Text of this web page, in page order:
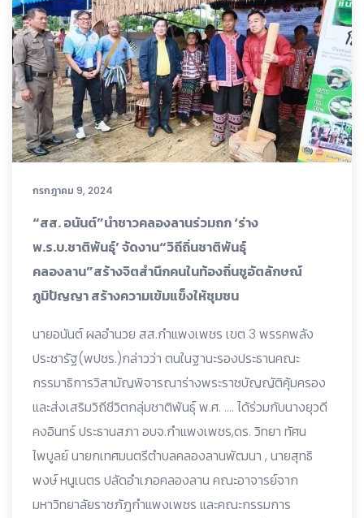
กรกฎาคม 9, 2024
“สส. อนันต์”นำชาวคลองลานร่วมถก ‘ร่าง
พ.ร.บ.ชาติพันธุ์’ จัดงาน“วิถีถิ่นชาติพันธุ์
คลองลาน”สร้างจิตสำนึกคนในท้องถิ่นชูอัตลักษณ์
ภูมิปัญญา สร้างความเข้มแข็งให้ชุมชน
นายอนันต์ ผลอำนวย สส.กำแพงเพชร เขต 3 พรรคพลัง
ประชารัฐ(พปชร.)กล่าวว่า ตนในฐานะรองประธานคณะ
กรรมาธิการวิสามัญพิจารณาร่างพระราชบัญญัติคุ้มครอง
และส่งเสริมวิถีชีวิตกลุ่มชาติพันธุ์ พ.ศ. …. ได้ร่วมกับนางยุวดี
คงอินทร์ ประธานสภา อบจ.กำแพงเพชร,ดร. วิทยา ทัศน
ไพบูลย์ นายกเทศมนตรีตำบลคลองลานพัฒนา , นายสุทธิ
พงษ์ หนูเนตร ปลัดอำเภอคลองลาน คณะอาจารย์จาก
มหาวิทยาลัยราชภัฎกำแพงเพชร และคณะกรรมการ